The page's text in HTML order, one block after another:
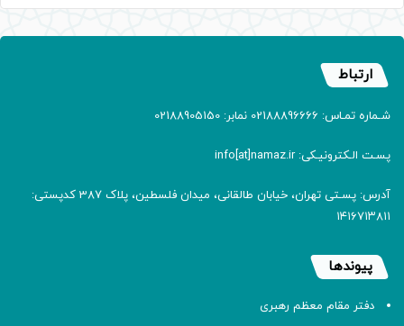
ارتباط
شـماره تمـاس: 02188896666 نمابر: 02188905150
پسـت الـکترونیـکی: info[at]namaz.ir
آدرس: پسـتی تهران، خیابان طالقانی، میدان فلسطین، پلاک 387 کدپستی:
۱۴۱۶۷۱۳۸۱۱
پیوندها
دفتر مقام معظم رهبری